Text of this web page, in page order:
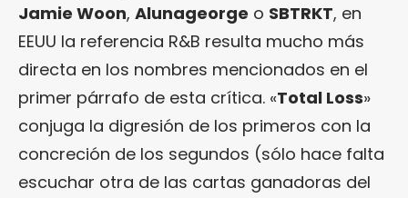
Jamie Woon, Alunageorge o SBTRKT, en
EEUU la referencia R&B resulta mucho más
directa en los nombres mencionados en el
primer párrafo de esta crítica. «Total Loss»
conjuga la digresión de los primeros con la
concreción de los segundos (sólo hace falta
escuchar otra de las cartas ganadoras del